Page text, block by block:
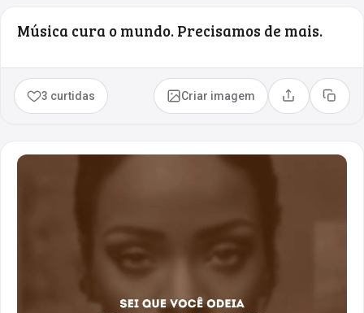
Música cura o mundo. Precisamos de mais.
3 curtidas Criar imagem Compartilhar
Copiar